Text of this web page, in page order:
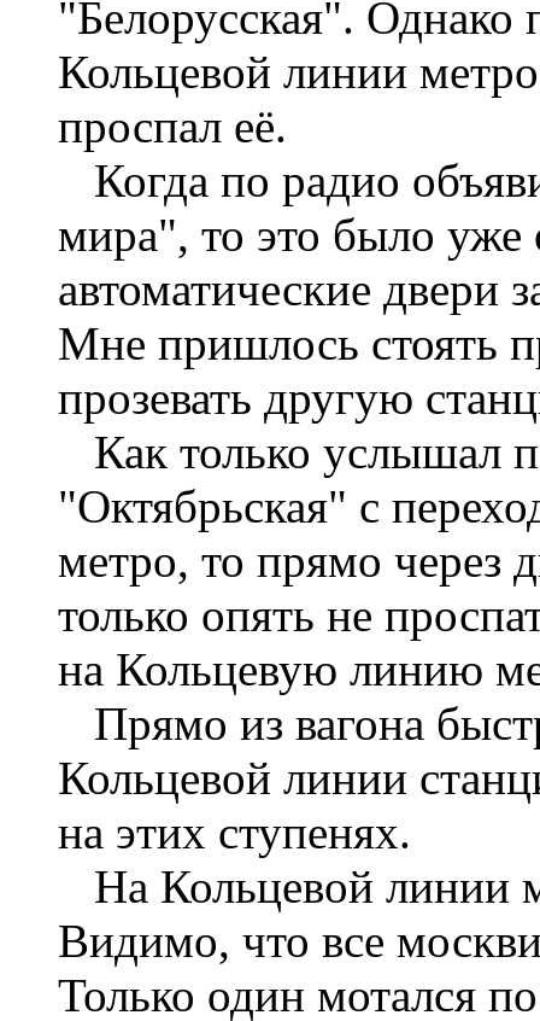
"Белорусская". Однако
Кольцевой линии
проспал её.
Когда по радио
мира", то это было уже
автоматические двери
Мне пришлось стоять
прозевать другую
Как только услышал
"Октябрьская" с
метро, то прямо через
только опять не
на Кольцевую линию
Прямо из вагона
Кольцевой линии
на этих ступенях.
На Кольцевой линии
Видимо, что все
Только один мотался